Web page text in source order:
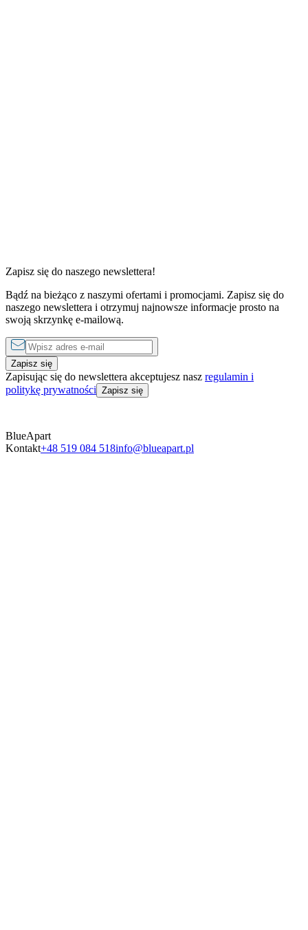
od200 złdo515 zł za noc
Zapisz się do naszego newslettera!
Bądź na bieżąco z naszymi ofertami i promocjami. Zapisz się do
naszego newslettera i otrzymuj najnowsze informacje prosto na
swoją skrzynkę e-mailową.
Zapisz się
Zapisując się do newslettera akceptujesz nasz regulamin i
politykę prywatności Zapisz się
BlueApart
Kontakt+48 519 084 518info@blueapart.pl